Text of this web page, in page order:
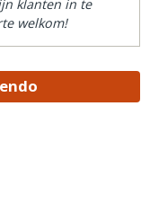
klanten in te
welkom!